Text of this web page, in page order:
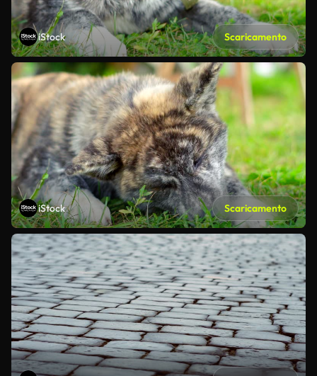
iStock Scaricamento
iStock Scaricamento